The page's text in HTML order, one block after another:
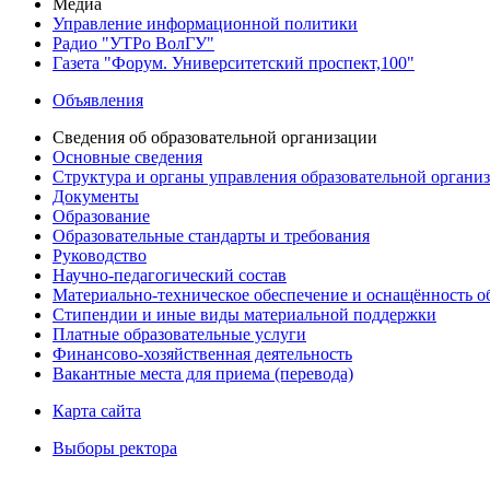
Медиа
Управление информационной политики
Радио "УТРо ВолГУ"
Газета "Форум. Университетский проспект,100"
Объявления
Сведения об образовательной организации
Основные сведения
Структура и органы управления образовательной
Документы
Образование
Образовательные стандарты и требования
Руководство
Научно-педагогический состав
Материально-техническое обеспечение и оснащённость
Стипендии и иные виды материальной поддержки
Платные образовательные услуги
Финансово-хозяйственная деятельность
Вакантные места для приема (перевода)
Карта сайта
Выборы ректора